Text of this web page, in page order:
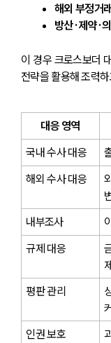
해외 부정거
방산·제약·
이 경우 크로스보더
전략을 활용해 조력
대응 영역
국내 수사 대응
해외 수사 대응
내부조사
규제 대응
평판 관리
인권 보호